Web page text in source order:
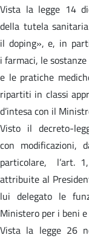
Vista la legge 14
della tutela
il doping», e, in
i farmaci, le
e le pratiche
ripartiti in classi
d’intesa con il
Visto il decreto-
con
particolare, l’art.
attribuite al
lui delegato le
Ministero per i beni
Vista la legge 26